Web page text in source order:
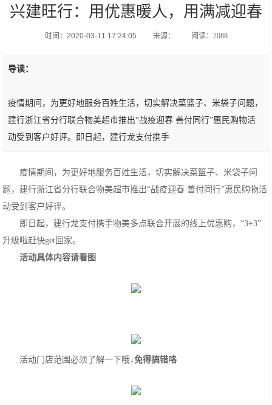
兴建旺行：用优惠暖人，用满减迎春
时间：2020-03-11 17:24:05 来源： 阅读：2088
导读：
疫情期间，为更好地服务百姓生活，切实解决菜篮子、米袋子问题，
建行浙江省分行联合物美超市推出“战疫迎春 善付同行”惠民购物活
动受到客户好评。即日起，建行龙支付携手
疫情期间，为更好地服务百姓生活，切实解决菜篮子、米袋子问
题，建行浙江省分行联合物美超市推出“战疫迎春 善付同行”惠民购物活
动受到客户好评。
即日起，建行龙支付携手物美多点联合开展的线上优惠购，“3+3”
升级啦赶快get回家。
活动具体内容请看图
活动门店范围必须了解一下哦↓免得搞错咯